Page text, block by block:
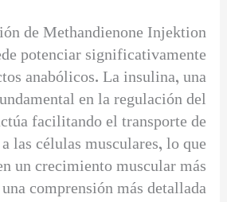
de Methandienone Injektion
potenciar significativamente
anabólicos. La insulina, una
en la regulación del
facilitando el transporte de
las células musculares, lo que
un crecimiento muscular más
comprensión más detallada